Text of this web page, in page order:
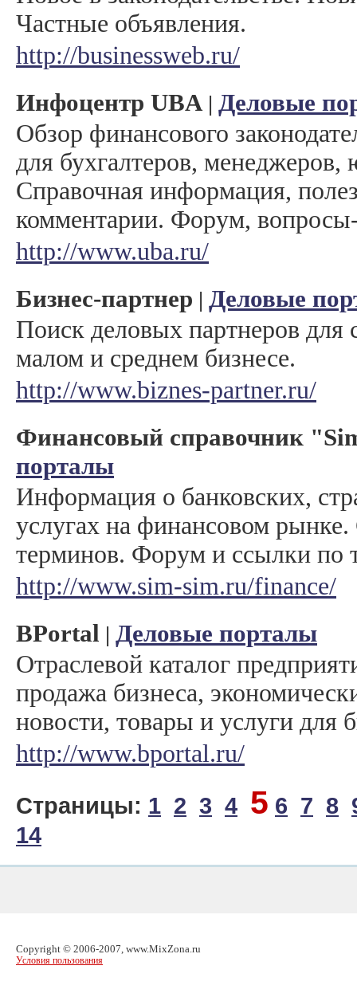
Частные объявления.
http://businessweb.ru/
Инфоцентр UBA | Деловые
Обзор финансового
для бухгалтеров, менеджеров,
Справочная информация,
комментарии. Форум,
http://www.uba.ru/
Бизнес-партнер | Деловые
Поиск деловых партнеров для
малом и среднем бизнесе.
http://www.biznes-partner.ru/
Финансовый справочник
порталы
Информация о банковских,
услугах на финансовом рынке.
терминов. Форум и ссылки по
http://www.sim-sim.ru/finance/
BPortal | Деловые порталы
Отраслевой каталог
продажа бизнеса,
новости, товары и услуги для
http://www.bportal.ru/
Страницы: 1 2 3 4 5 6 7 8
14
Copyright © 2006-2007, www.MixZona.ru
Условия пользования